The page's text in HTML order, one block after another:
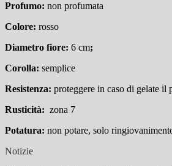
Profumo: non profumata
Colore: rosso
Diametro fiore: 6 cm;
Corolla: semplice
Resistenza: proteggere in caso di gelate il
Rusticità: zona 7
Potatura: non potare, solo
Notizie